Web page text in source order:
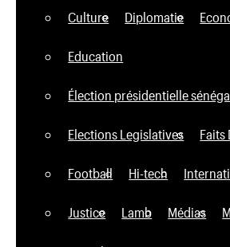
Culture Diplomatie
Education
Élection présidentielle
Elections Legislatives Faits
Football Hi-tech
Justice Lamb Médias